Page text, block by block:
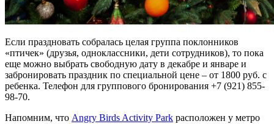
Если праздновать собралась целая группа поклонников
«птичек» (друзья, одноклассники, дети сотрудников), то пока
еще можно выбрать свободную дату в декабре и январе и
забронировать праздник по специальной цене – от 1800 руб. с
ребенка. Телефон для группового бронирования +7 (921) 855-
98-70.
Напомним, что Angry Birds Activity Park расположен у метро